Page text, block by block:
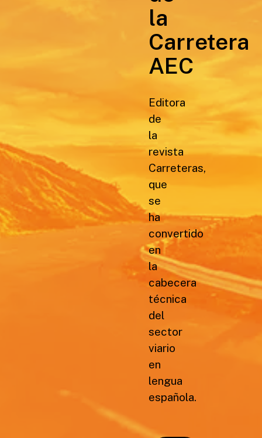
la
Carretera
AEC
Editora
de
la
revista
Carreteras,
que
se
ha
convertido
en
la
cabecera
técnica
del
sector
viario
en
lengua
española.